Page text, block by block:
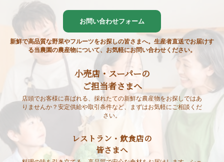
お問い合わせフォーム
新鮮で高品質な野菜やフルーツをお探しの皆さまへ。生産者直送でお届けす
る当農園の農産物について、お気軽にお問い合わせください。
小売店・スーパーの
ご担当者さまへ
店頭でお客様に喜ばれる、採れたての新鮮な農産物をお探しではあ
りませんか？安定供給や取引条件など、まずはお気軽にご相談くだ
さい。
レストラン・飲食店の
皆さまへ